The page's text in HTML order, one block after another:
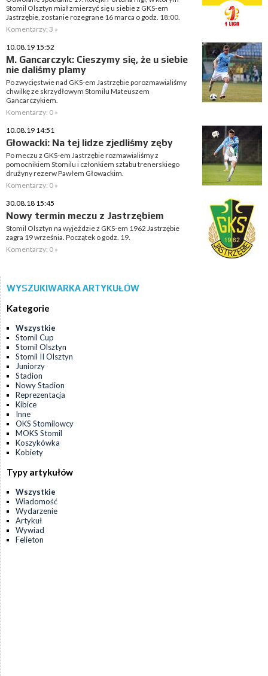
Stomil Olsztyn miał zmierzyć się u siebie z GKS-em
Jastrzębie, zostanie rozegrane 16 marca o godz. 18:00.
Komentarzy: 3 »
10.08.19 15:52
M. Gancarczyk: Cieszymy się, że u siebie
nie daliśmy plamy
Po zwycięstwie nad GKS-em Jastrzębie porozmawialiśmy
chwilkę ze skrzydłowym Stomilu Mateuszem
Gancarczykiem.
Komentarzy: 0 »
10.08.19 14:51
Głowacki: Na tej lidze zjedliśmy zęby
Po meczu z GKS-em Jastrzębie rozmawialiśmy z
pomocnikiem Stomilu i członkiem sztabu trenerskiego
drużyny rezerw Pawłem Głowackim.
Komentarzy: 0 »
30.08.18 15:45
Nowy termin meczu z Jastrzębiem
Stomil Olsztyn na wyjeździe z GKS-em 1962 Jastrzębie
zagra 19 września. Początek o godz. 19.
Komentarzy: 0 »
WYSZUKIWARKA ARTYKUŁÓW
Kategorie
Wszystkie
Stomil Cup
Stomil Olsztyn
Stomil II Olsztyn
Juniorzy
Stadion
Nowy Stadion
Reprezentacja
Kibice
Inne
OKS Stomilowcy
MOKS Stomil
Koszykówka
Kobiety
Typy artykułów
Wszystkie
Wiadomość
Wydarzenie
Artykuł
Wywiad
Felieton